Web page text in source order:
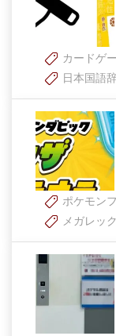
カードゲ
日本国語
ポケモン
メガレッ